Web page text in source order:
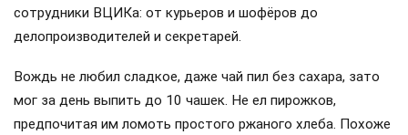
сотрудники ВЦИКа: от курьеров и шофёров до
делопроизводителей и секретарей.
Вождь не любил сладкое, даже чай пил без сахара, зато
мог за день выпить до 10 чашек. Не ел пирожков,
предпочитая им ломоть простого ржаного хлеба. Похоже